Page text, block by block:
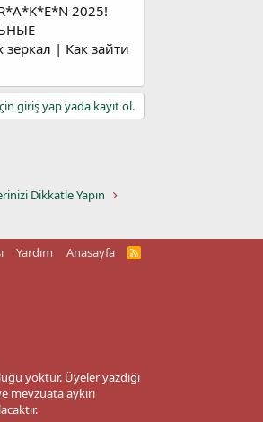
2025!
| Как зайти
giriş yap yada kayıt ol.
Dikkatle Yapın
Yardım Anasayfa
R
yoktur. Üyeler yazdığı
mevzuata aykırı